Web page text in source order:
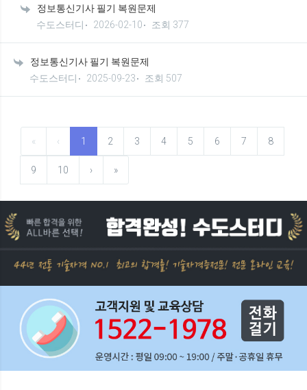
정보통신기사 필기 복원문제
수도스터디
2026-02-10 조회 377
정보통신기사 필기 복원문제
수도스터디
2025-09-23 조회 507
« ‹ 1 2 3 4 5 6 7 8
9 10 › »